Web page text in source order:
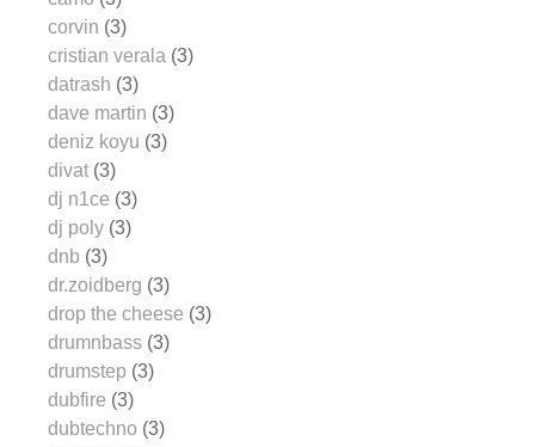
corvin (3)
cristian verala (3)
datrash (3)
dave martin (3)
deniz koyu (3)
divat (3)
dj n1ce (3)
dj poly (3)
dnb (3)
dr.zoidberg (3)
drop the cheese (3)
drumnbass (3)
drumstep (3)
dubfire (3)
dubtechno (3)